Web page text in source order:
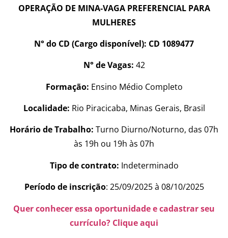
OPERAÇÃO DE MINA-VAGA PREFERENCIAL PARA
MULHERES
N° do CD (Cargo disponível): CD 1089477
N° de Vagas: 42
Formação: Ensino Médio Completo
Localidade: Rio Piracicaba, Minas Gerais, Brasil
Horário de Trabalho: Turno Diurno/Noturno, das 07h
às 19h ou 19h às 07h
Tipo de contrato: Indeterminado
Período de inscrição: 25/09/2025 à 08/10/2025
Quer conhecer essa oportunidade e cadastrar seu
currículo? Clique aqui